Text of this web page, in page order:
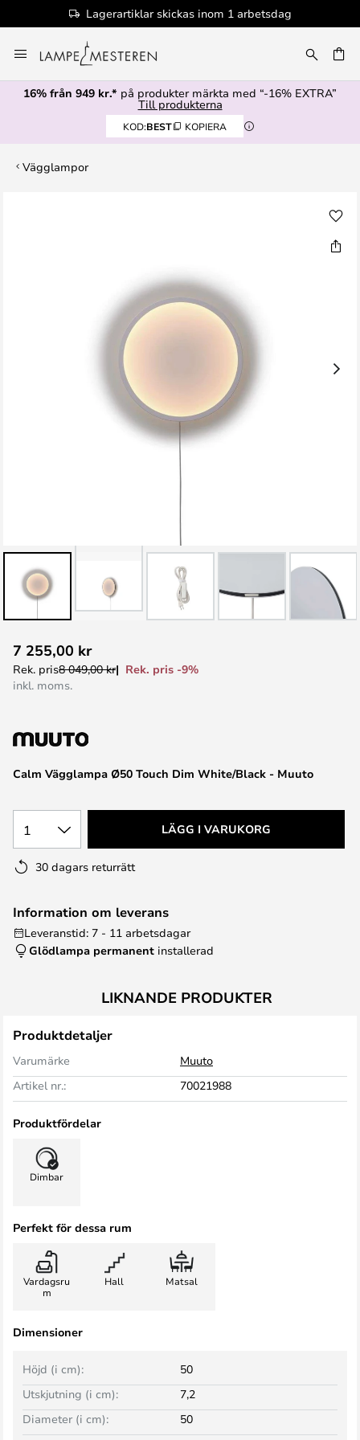
Lagerartiklar skickas inom 1 arbetsdag
till
innehållet
16% från 949 kr.* på produkter märkta med “-16% EXTRA”
Till produkterna
KOD:BEST KOPIERA
Vägglampor
till
början
Calm Vägglampa Ø50 Touch Dim White/Black - Muuto
7 255,00 kr
Rek. pris8 049,00 kr
Rek. pris -9%
inkl. moms.
1 LÄGG I VARUKORG
30 dagars returrätt
Information om leverans
Leveranstid: 7 - 11 arbetsdagar
Glödlampa permanent installerad
LIKNANDE PRODUKTER
Produktdetaljer
Varumärke
Muuto
Artikel nr.:
70021988
Produktfördelar
Dimbar
Perfekt för dessa rum
Vardagsru
m
Hall Matsal
Dimensioner
Höjd (i cm):
50
Utskjutning (i cm):
7,2
Diameter (i cm):
50